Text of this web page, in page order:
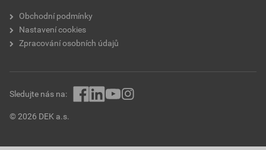
Obchodní podmínky
Nastavení cookies
Zpracování osobních údajů
© 2026 DEK a.s.
Sledujte nás na: